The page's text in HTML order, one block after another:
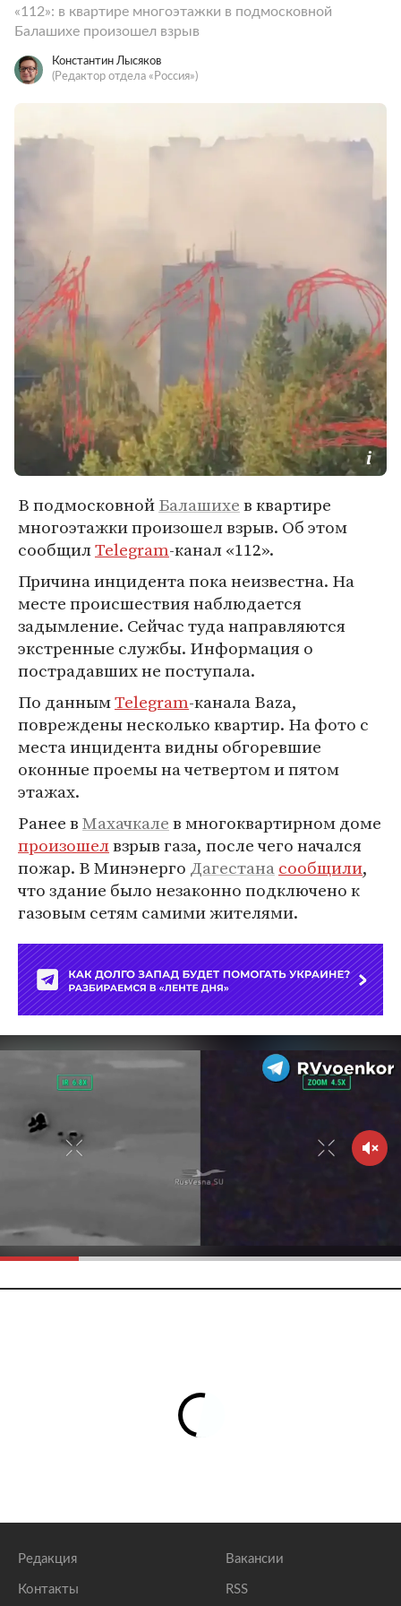
«112»: в квартире многоэтажки в подмосковной
Балашихе произошел взрыв
Константин Лысяков
(Редактор отдела «Россия»)
В подмосковнойБалашихев квартире
многоэтажки произошел взрыв. Об этом
сообщилTelegram-канал «112».
Причина инцидента пока неизвестна. На
месте происшествия наблюдается
задымление. Сейчас туда направляются
экстренные службы. Информация о
пострадавших не поступала.
По даннымTelegram-канала Baza,
повреждены несколько квартир. На фото с
места инцидента видны обгоревшие
оконные проемы на четвертом и пятом
этажах.
Ранее вМахачкалев многоквартирном доме
произошелвзрыв газа, после чего начался
пожар. В Минэнерго Дагестанасообщили,
что здание было незаконно подключено к
газовым сетям самими жителями.
Редакция
Контакты
Вакансии
RSS